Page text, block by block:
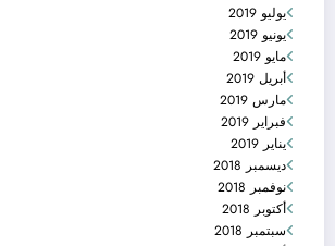
يوليو 2019
يونيو 2019
مايو 2019
أبريل 2019
مارس 2019
فبراير 2019
يناير 2019
ديسمبر 2018
نوفمبر 2018
أكتوبر 2018
سبتمبر 2018